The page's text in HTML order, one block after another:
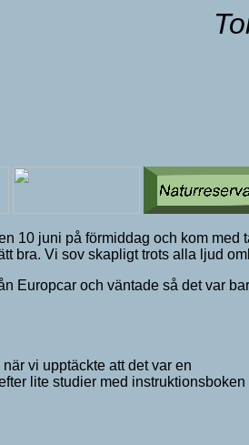
10 juni på förmiddag och kom
bra. Vi sov skapligt trots alla ljud
Europcar och väntade så det var
vi upptäckte att det var en
lite studier med instruktionsboken